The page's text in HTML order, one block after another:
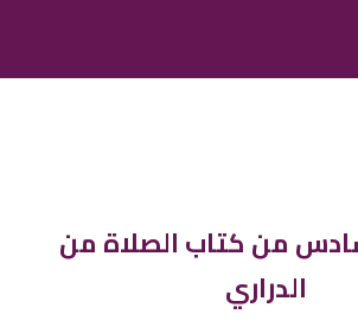
من كتاب الصلاة من
الدراري